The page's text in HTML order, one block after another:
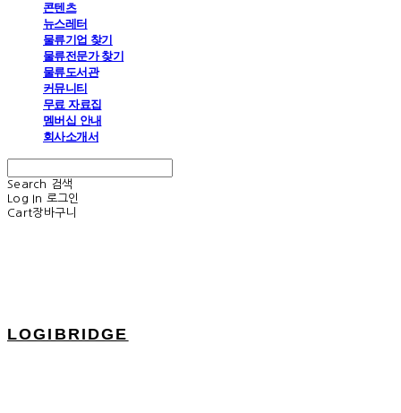
콘텐츠
뉴스레터
물류기업 찾기
물류전문가 찾기
물류도서관
커뮤니티
무료 자료집
멤버십 안내
회사소개서
Search
검색
Log In 로그인
Cart장바구니
LOGIBRIDGE